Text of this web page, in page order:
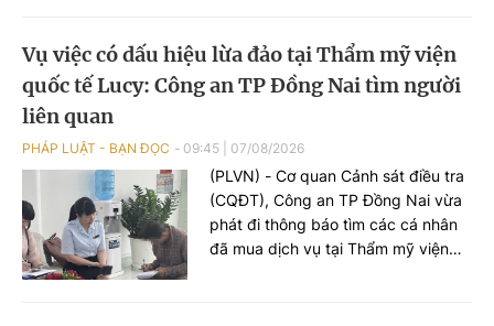
Vụ việc có dấu hiệu lừa đảo tại Thẩm mỹ viện
quốc tế Lucy: Công an TP Đồng Nai tìm người
liên quan
PHÁP LUẬT - BẠN ĐỌC 09:45 07/08/2026
(PLVN) - Cơ quan Cảnh sát điều tra
(CQĐT), Công an TP Đồng Nai vừa
phát đi thông báo tìm các cá nhân
đã mua dịch vụ tại Thẩm mỹ viện